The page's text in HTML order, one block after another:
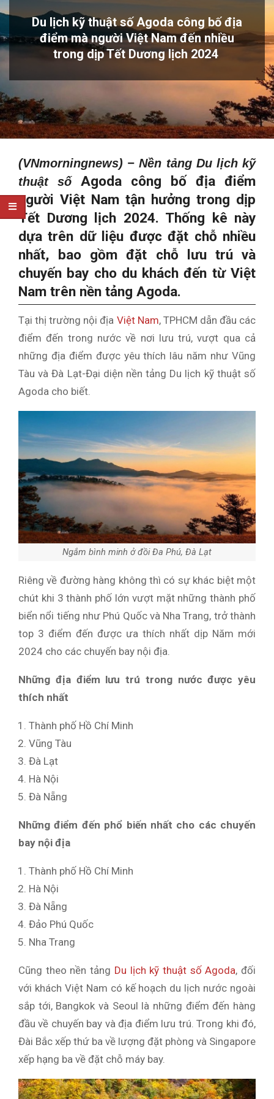
Du lịch kỹ thuật số Agoda công bố địa
điểm mà người Việt Nam đến nhiều
trong dịp Tết Dương lịch 2024
(VNmorningnews) − Nền tảng Du lịch kỹ
thuật số Agoda công bố địa điểm
người Việt Nam tận hưởng trong dịp
Tết Dương lịch 2024. Thống kê này
dựa trên dữ liệu được đặt chỗ nhiều
nhất, bao gồm đặt chỗ lưu trú và
chuyến bay cho du khách đến từ Việt
Nam trên nền tảng Agoda.
Tại thị trường nội địa Việt Nam, TPHCM dẫn đầu các
điểm đến trong nước về nơi lưu trú, vượt qua cả
những địa điểm được yêu thích lâu năm như Vũng
Tàu và Đà Lạt-Đại diện nền tảng Du lịch kỹ thuật số
Agoda cho biết.
Ngắm bình minh ở đồi Đa Phú, Đà Lạt
Riêng về đường hàng không thì có sự khác biệt một
chút khi 3 thành phố lớn vượt mặt những thành phố
biển nổi tiếng như Phú Quốc và Nha Trang, trở thành
top 3 điểm đến được ưa thích nhất dịp Năm mới
2024 cho các chuyến bay nội địa.
Những địa điểm lưu trú trong nước được yêu
thích nhất
Thành phố Hồ Chí Minh
Vũng Tàu
Đà Lạt
Hà Nội
Đà Nẵng
Những điểm đến phổ biến nhất cho các chuyến
bay nội địa
Thành phố Hồ Chí Minh
Hà Nội
Đà Nẵng
Đảo Phú Quốc
Nha Trang
Cũng theo nền tảng Du lịch kỹ thuật số Agoda, đối
với khách Việt Nam có kế hoạch du lịch nước ngoài
sắp tới, Bangkok và Seoul là những điểm đến hàng
đầu về chuyến bay và địa điểm lưu trú. Trong khi đó,
Đài Bắc xếp thứ ba về lượng đặt phòng và Singapore
xếp hạng ba về đặt chỗ máy bay.